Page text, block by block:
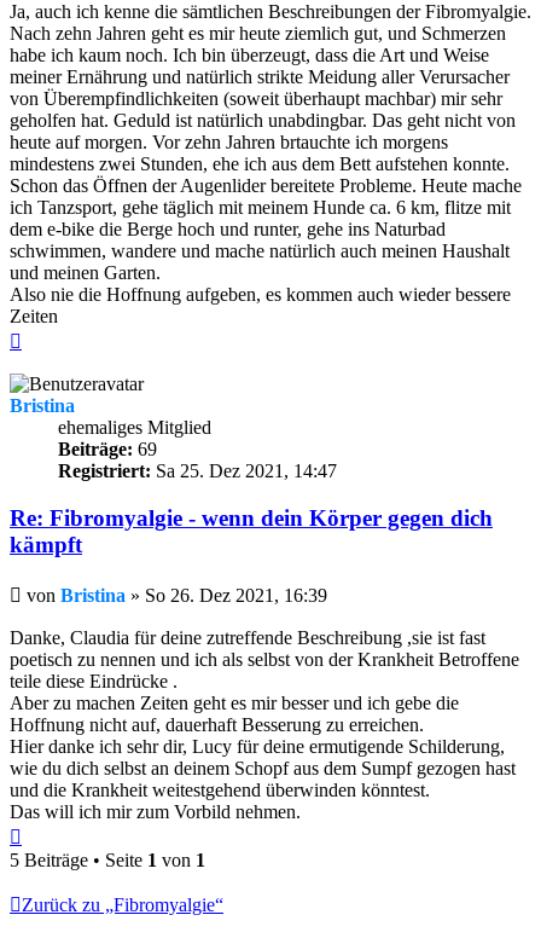
Ja, auch ich kenne die sämtlichen Beschreibungen der Fibromyalgie.
Nach zehn Jahren geht es mir heute ziemlich gut, und Schmerzen
habe ich kaum noch. Ich bin überzeugt, dass die Art und Weise
meiner Ernährung und natürlich strikte Meidung aller Verursacher
von Überempfindlichkeiten (soweit überhaupt machbar) mir sehr
geholfen hat. Geduld ist natürlich unabdingbar. Das geht nicht von
heute auf morgen. Vor zehn Jahren brtauchte ich morgens
mindestens zwei Stunden, ehe ich aus dem Bett aufstehen konnte.
Schon das Öffnen der Augenlider bereitete Probleme. Heute mache
ich Tanzsport, gehe täglich mit meinem Hunde ca. 6 km, flitze mit
dem e-bike die Berge hoch und runter, gehe ins Naturbad
schwimmen, wandere und mache natürlich auch meinen Haushalt
und meinen Garten.
Also nie die Hoffnung aufgeben, es kommen auch wieder bessere
Zeiten
Bristina
ehemaliges Mitglied
Beiträge: 69
Registriert: Sa 25. Dez 2021, 14:47
Re: Fibromyalgie - wenn dein Körper gegen dich
kämpft
Beitrag
von Bristina » So 26. Dez 2021, 16:39
Danke, Claudia für deine zutreffende Beschreibung ,sie ist fast
poetisch zu nennen und ich als selbst von der Krankheit Betroffene
teile diese Eindrücke .
Aber zu machen Zeiten geht es mir besser und ich gebe die
Hoffnung nicht auf, dauerhaft Besserung zu erreichen.
Hier danke ich sehr dir, Lucy für deine ermutigende Schilderung,
wie du dich selbst an deinem Schopf aus dem Sumpf gezogen hast
und die Krankheit weitestgehend überwinden könntest.
Das will ich mir zum Vorbild nehmen.
oben
5 Beiträge • Seite 1 von 1
Zurück zu „Fibromyalgie“